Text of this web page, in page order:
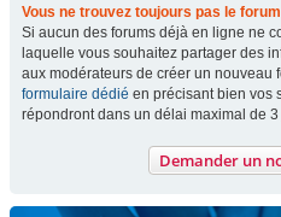
Vous ne trouvez toujours pas le
Si aucun des forums déjà en ligne ne
laquelle vous souhaitez partager des
aux modérateurs de créer un nouveau
formulaire dédié en précisant bien vos
répondront dans un délai maximal de
Demander un